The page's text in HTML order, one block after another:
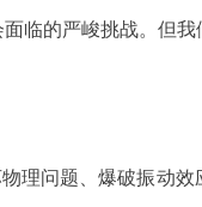
临的严峻挑战。但
理问题、爆破振动